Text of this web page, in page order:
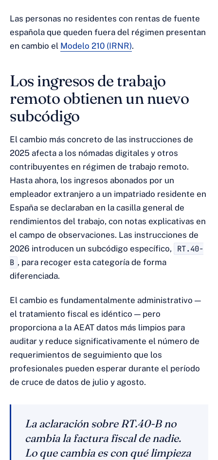
Las personas no residentes con rentas de fuente
española que queden fuera del régimen presentan
en cambio el Modelo 210 (IRNR).
Los ingresos de trabajo
remoto obtienen un nuevo
subcódigo
El cambio más concreto de las instrucciones de
2025 afecta a los nómadas digitales y otros
contribuyentes en régimen de trabajo remoto.
Hasta ahora, los ingresos abonados por un
empleador extranjero a un impatriado residente en
España se declaraban en la casilla general de
rendimientos del trabajo, con notas explicativas en
el campo de observaciones. Las instrucciones de
2026 introducen un subcódigo específico,
RT.40-
B , para recoger esta categoría de forma
diferenciada.
El cambio es fundamentalmente administrativo —
el tratamiento fiscal es idéntico — pero
proporciona a la AEAT datos más limpios para
auditar y reduce significativamente el número de
requerimientos de seguimiento que los
profesionales pueden esperar durante el período
de cruce de datos de julio y agosto.
La aclaración sobre RT.40-B no
cambia la factura fiscal de nadie.
Lo que cambia es con qué limpieza